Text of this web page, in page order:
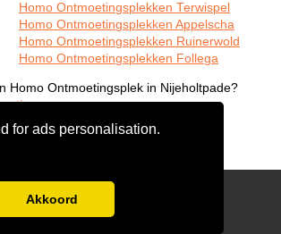
for ads personalisation.
Akkoord
Homo Ontmoetingsplekken Terwispel
Homo Ontmoetingsplekken Appelscha
Homo Ontmoetingsplekken Ruinerwold
Homo Ontmoetingsplekken Follega
Homo Ontmoetingsplek in Nijeholtpade?
aan